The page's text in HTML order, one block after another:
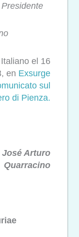
Presidente
el 16
en Exsurge
sul
di Pienza.
José Arturo
Quarracino